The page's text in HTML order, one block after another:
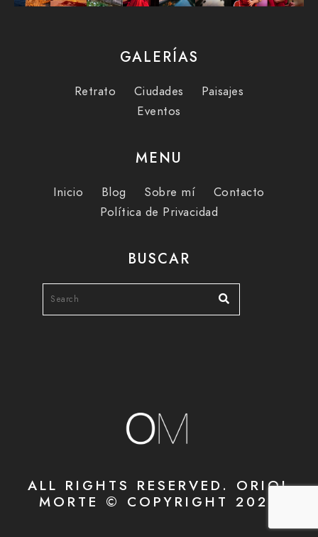
GALERÍAS
Retrato Ciudades
Paisajes
Eventos
MENU
Inicio Blog Sobre mí
Contacto
Política de Privacidad
BUSCAR
ALL RIGHTS RESERVED. ORIOL
MORTE © COPYRIGHT 2020